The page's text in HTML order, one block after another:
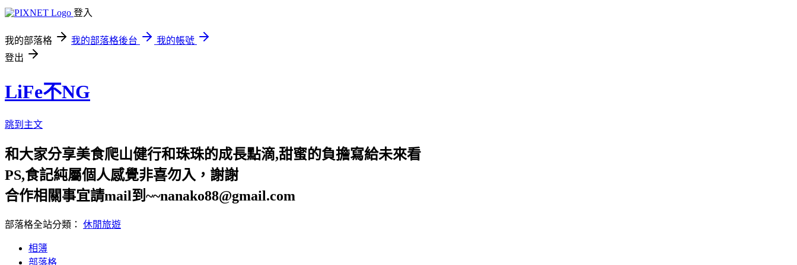
登入
我的部落格 我的部落格後台
我的帳號
登出
LiFe不NG
跳到主文
和大家分享美食爬山健行和珠珠的成長點滴,甜蜜的負擔寫給未來看
PS,食記純屬個人感覺非喜勿入，謝謝
合作相關事宜請mail到~~nanako88@gmail.com
部落格全站分類： 休閒旅遊
相簿
部落格